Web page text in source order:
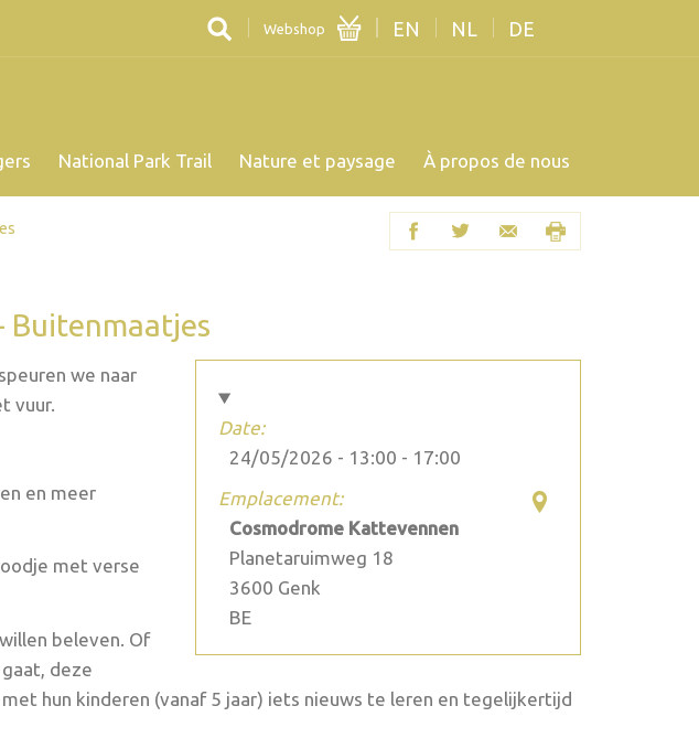
Webshop EN NL DE
National Park Trail Nature et paysage À propos de nous
Buitenmaatjes
Date:
24/05/2026 - 13:00 - 17:00
Emplacement:
Cosmodrome Kattevennen
Planetaruimweg 18
3600 Genk
BE
we naar
vuur.
en meer
met verse
beleven. Of
deze
hun kinderen (vanaf 5 jaar) iets nieuws te leren en tegelijkertijd